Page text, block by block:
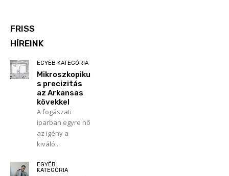
FRISS
HÍREINK
EGYÉB KATEGÓRIA
Mikroszkopiku
s precizitás
az Arkansas
kövekkel
A fogászati
iparban egyre nő
az igény a
kiváló...
EGYÉB
KATEGÓRIA